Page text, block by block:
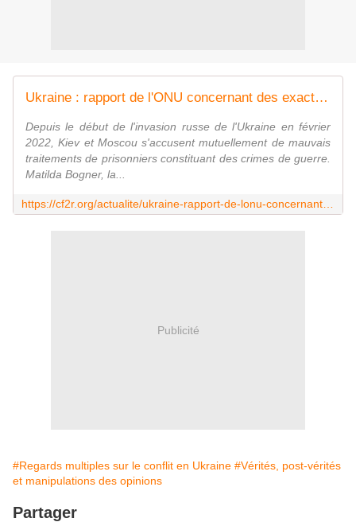
Ukraine : rapport de l'ONU concernant des exactions contre les prisonniers " Centre Français de Recherche sur le Renseignement
Depuis le début de l'invasion russe de l'Ukraine en février
2022, Kiev et Moscou s'accusent mutuellement de mauvais
traitements de prisonniers constituant des crimes de guerre.
Matilda Bogner, la...
Publicité
#Regards multiples sur le conflit en Ukraine #Vérités, post-vérités
et manipulations des opinions
Partager